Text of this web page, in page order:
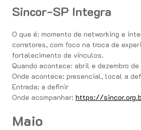
Sincor-SP Integra
O que é: momento de networking e
corretores, com foco na troca de
fortalecimento de vínculos.
Quando acontece: abril e dezembro
Onde acontece: presencial, local a
Entrada: a definir
Onde acompanhar: https://
Maio